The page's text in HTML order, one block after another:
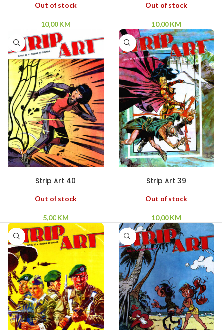
Out of stock
10,00KM
Out of stock
10,00KM
Strip Art 40
Out of stock
5,00KM
Strip Art 39
Out of stock
10,00KM